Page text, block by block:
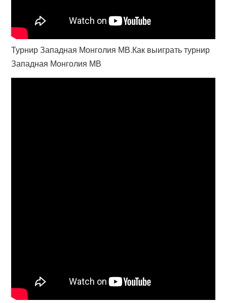
Турнир Западная Монголия МВ.Как выиграть турнир
Западная Монголия МВ